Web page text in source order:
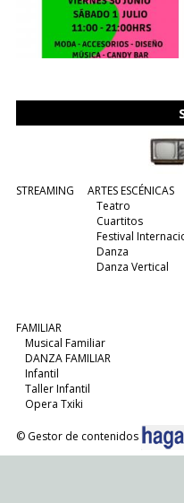
STREAMING
ARTES ESCÉNICAS
Teatro
Cuartitos
Festival
Danza
Danza Vertical
FAMILIAR
Musical Familiar
DANZA FAMILIAR
Infantil
Taller Infantil
Opera Txiki
© Gestor de contenidos